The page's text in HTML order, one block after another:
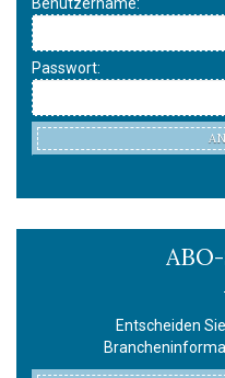
Passwort:
Entscheiden